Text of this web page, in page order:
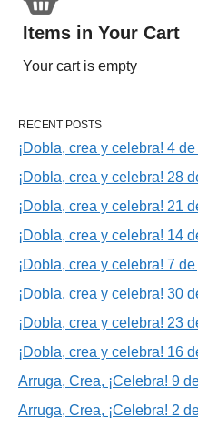
Items in Your Cart
Your cart is empty
RECENT POSTS
¡Dobla, crea y celebra! 4
¡Dobla, crea y celebra! 28
¡Dobla, crea y celebra! 21
¡Dobla, crea y celebra! 14
¡Dobla, crea y celebra! 7
¡Dobla, crea y celebra! 30
¡Dobla, crea y celebra! 23
¡Dobla, crea y celebra! 16
Arruga, Crea, ¡Celebra! 9
Arruga, Crea, ¡Celebra! 2